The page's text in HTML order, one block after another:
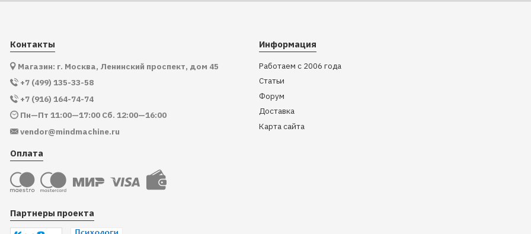
Контакты
Магазин: г. Москва, Ленинский проспект, дом 45
+7 (499) 135-33-58
+7 (916) 164-74-74
Пн—Пт 11:00—17:00 Сб. 12:00—16:00
vendor@mindmachine.ru
Оплата
Партнеры проекта
Информация
Работаем с 2006 года
Статьи
Форум
Доставка
Карта сайта